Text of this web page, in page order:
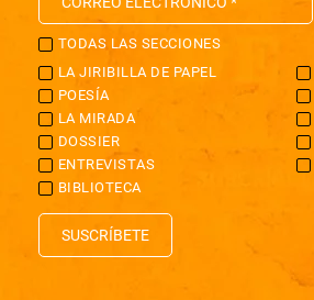
TODAS LAS SECCIONES
LA JIRIBILLA DE PAPEL
POESÍA
LA MIRADA
DOSSIER
ENTREVISTAS
BIBLIOTECA
SUSCRÍBETE